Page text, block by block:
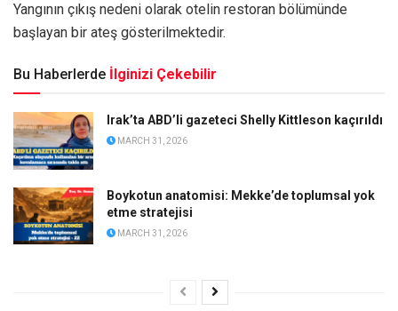
Yangının çıkış nedeni olarak otelin restoran bölümünde
başlayan bir ateş gösterilmektedir.
Bu Haberlerde İlginizi Çekebilir
Irak’ta ABD’li gazeteci Shelly Kittleson kaçırıldı
MARCH 31, 2026
Boykotun anatomisi: Mekke’de toplumsal yok
etme stratejisi
MARCH 31, 2026